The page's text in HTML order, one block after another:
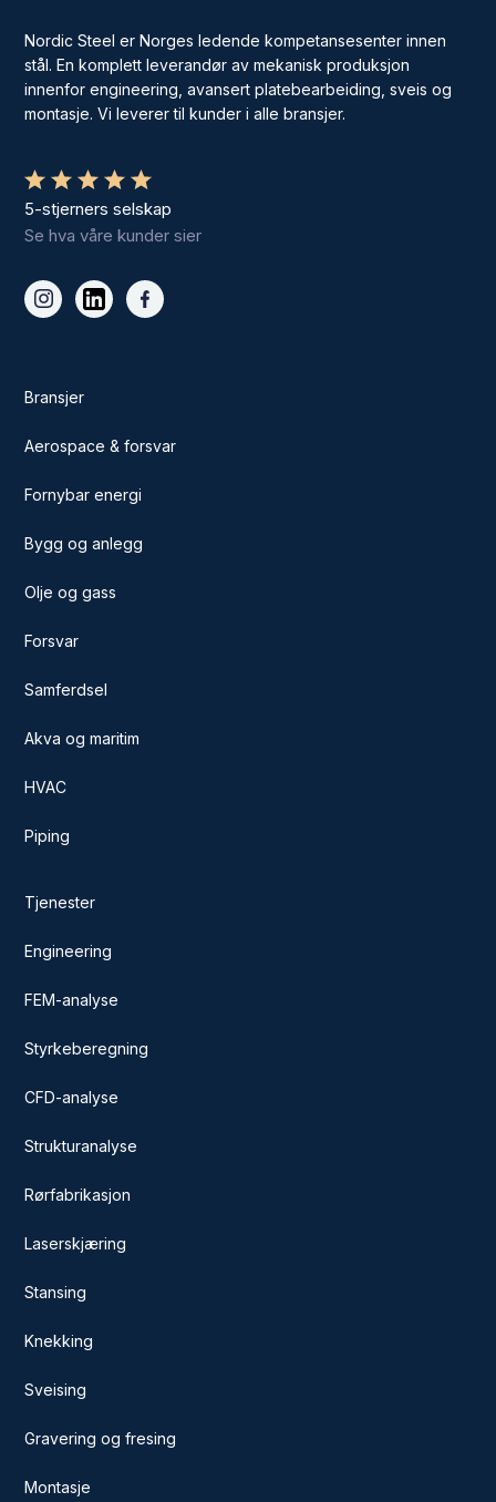
Nordic Steel er Norges ledende kompetansesenter innen
stål. En komplett leverandør av mekanisk produksjon
innenfor engineering, avansert platebearbeiding, sveis og
montasje. Vi leverer til kunder i alle bransjer.
5-stjerners selskap
Se hva våre kunder sier
Bransjer
Aerospace & forsvar
Fornybar energi
Bygg og anlegg
Olje og gass
Forsvar
Samferdsel
Akva og maritim
HVAC
Piping
Tjenester
Engineering
FEM-analyse
Styrkeberegning
CFD-analyse
Strukturanalyse
Rørfabrikasjon
Laserskjæring
Stansing
Knekking
Sveising
Gravering og fresing
Montasje